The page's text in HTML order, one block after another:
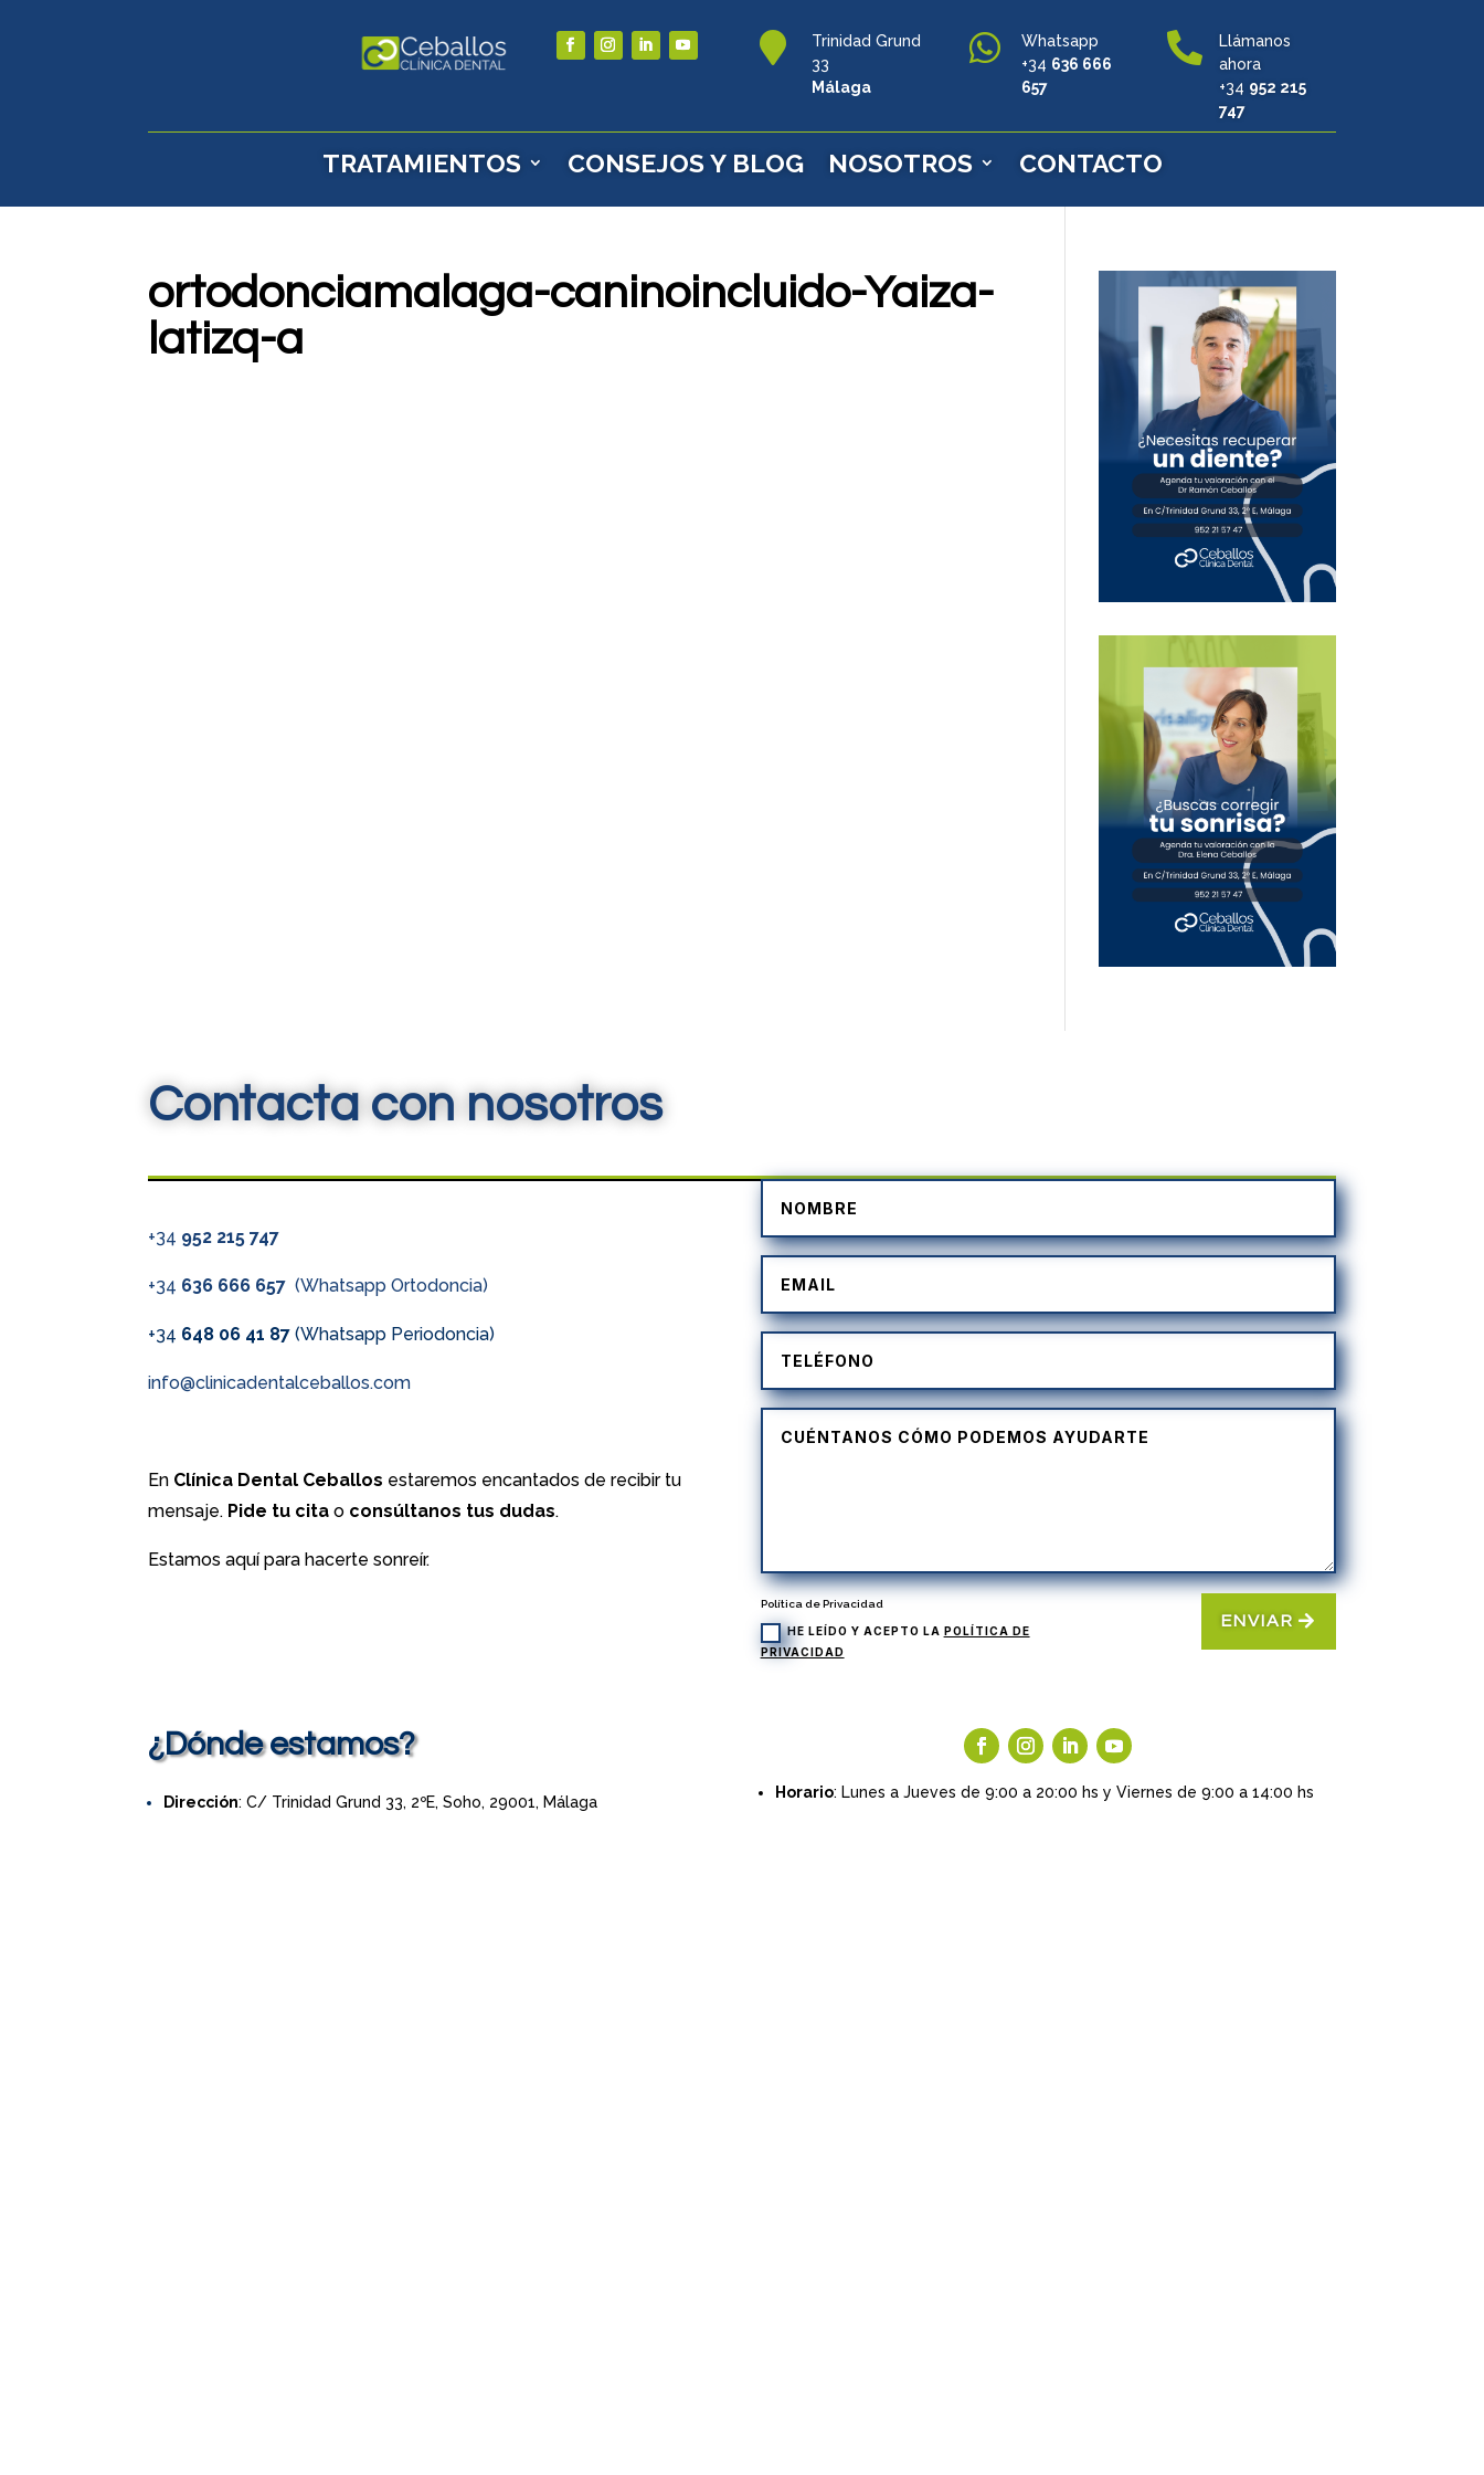

Trinidad Grund
33
Málaga

Whatsapp
+34 636 666
657

Llámanos
ahora
+34 952 215
747
TRATAMIENTOS CONSEJOS Y BLOG NOSOTROS CONTACTO
ortodonciamalaga-caninoincluido-Yaiza-
latizq-a
Contacta con nosotros
+34 952 215 747
+34 636 666 657(Whatsapp Ortodoncia)
+34 648 06 41 87 (Whatsapp Periodoncia)
info@clinicadentalceballos.com
En Clínica Dental Ceballos estaremos encantados de recibir tu
mensaje. Pide tu cita o consúltanos tus dudas.
Estamos aquí para hacerte sonreír.
Política de Privacidad
HE LEÍDO Y ACEPTO LA POLÍTICA DE
PRIVACIDAD
ENVIAR
¿Dónde estamos?
Dirección: C/ Trinidad Grund 33, 2ºE, Soho, 29001, Málaga
Horario: Lunes a Jueves de 9:00 a 20:00 hs y Viernes de 9:00 a 14:00 hs